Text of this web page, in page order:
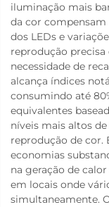
iluminação mais
da cor
dos LEDs e
reprodução
necessidade de
alcança índices
consumindo até
equivalentes
níveis mais altos
reprodução de cor.
economias
na geração de
em locais onde
simultaneamente.